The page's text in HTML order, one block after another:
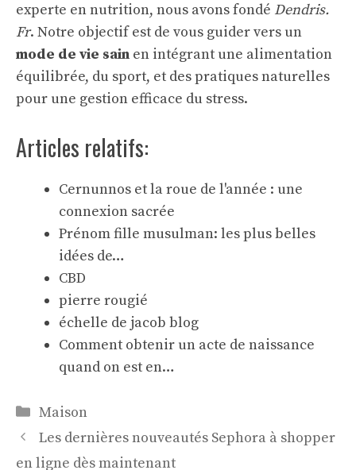
experte en nutrition, nous avons fondé Dendris.
Fr. Notre objectif est de vous guider vers un
mode de vie sain en intégrant une alimentation
équilibrée, du sport, et des pratiques naturelles
pour une gestion efficace du stress.
Articles relatifs:
Cernunnos et la roue de l'année : une
connexion sacrée
Prénom fille musulman: les plus belles
idées de…
CBD
pierre rougié
échelle de jacob blog
Comment obtenir un acte de naissance
quand on est en…
Catégories
Maison
Les dernières nouveautés Sephora à shopper
en ligne dès maintenant